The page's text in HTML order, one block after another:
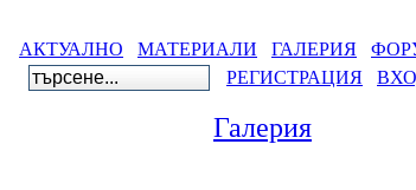
АКТУАЛНО МАТЕРИАЛИ ГАЛЕРИЯ
РЕГИСТРАЦИЯ
Галерия